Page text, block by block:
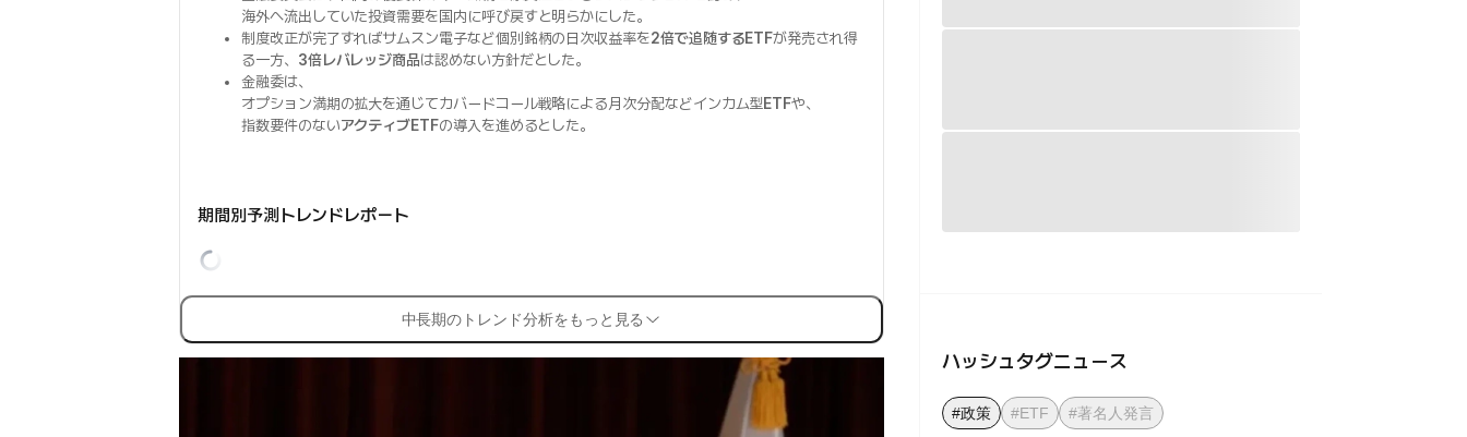
海外へ流出していた投資需要を国内に呼び戻すと明らかにした。
制度改正が完了すればサムスン電子など個別銘柄の日次収益率を2倍で追随するETFが発売され得
る一方、 3倍レバレッジ商品は認めない方針だとした。
金融委は、
オプション満期の拡大を通じてカバードコール戦略による月次分配などインカム型ETFや、
指数要件のないアクティブETFの導入を進めるとした。
期間別予測トレンドレポート
中長期のトレンド分析をもっと見る
ハッシュタグニュース
#政策 #ETF #著名人発言